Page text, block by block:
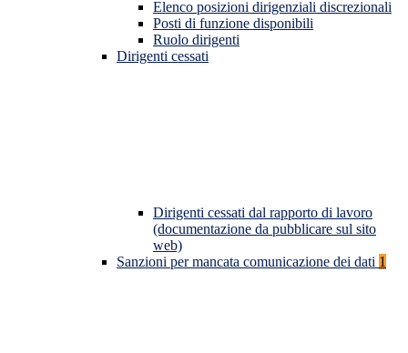
Elenco posizioni dirigenziali discrezionali
Posti di funzione disponibili
Ruolo dirigenti
Dirigenti cessati
Dirigenti cessati dal rapporto di lavoro
(documentazione da pubblicare sul sito
web)
Sanzioni per mancata comunicazione dei dati 1